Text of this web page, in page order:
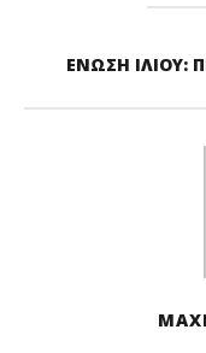
ΕΝΩΣΗ ΙΛΙΟΥ: